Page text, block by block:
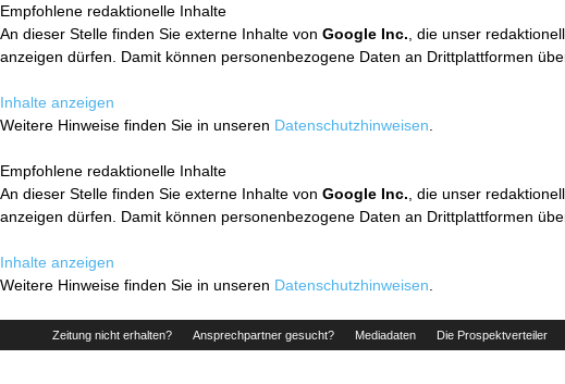
Empfohlene redaktionelle Inhalte
An dieser Stelle finden Sie externe Inhalte von Google Inc. , die unser
anzeigen dürfen. Damit können personenbezogene Daten an Drittplattformen
Inhalte anzeigen
Weitere Hinweise finden Sie in unseren Datenschutzhinweisen
Empfohlene redaktionelle Inhalte
An dieser Stelle finden Sie externe Inhalte von Google Inc. , die unser
anzeigen dürfen. Damit können personenbezogene Daten an Drittplattformen
Inhalte anzeigen
Weitere Hinweise finden Sie in unseren Datenschutzhinweisen
Zeitung nicht erhalten? Ansprechpartner gesucht? Mediadaten Die Prospektverteiler